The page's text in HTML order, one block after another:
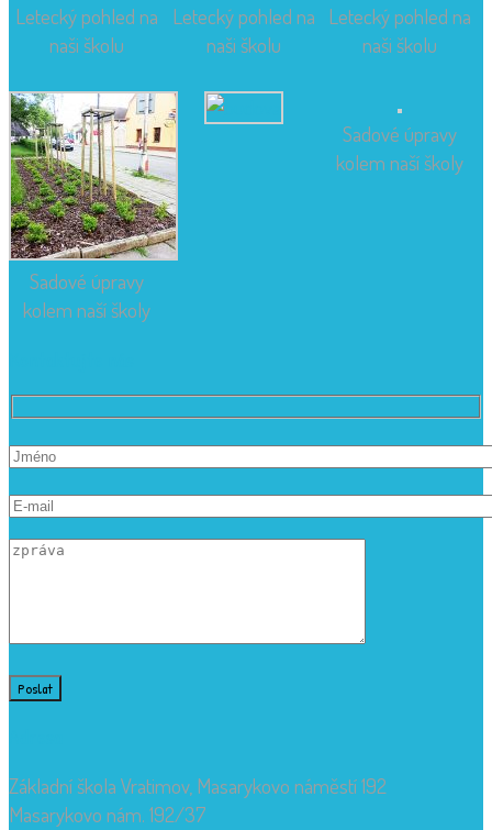
Letecký pohled na
naši školu
Letecký pohled na
naši školu
Letecký pohled na
naši školu
Sadové úpravy
kolem naší školy
Sadové úpravy
kolem naší školy
Základní škola Vratimov, Masarykovo náměstí 192
Masarykovo nám. 192/37